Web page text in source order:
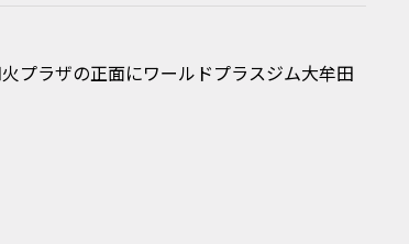
プラザの正面にワールドプラスジム大牟田